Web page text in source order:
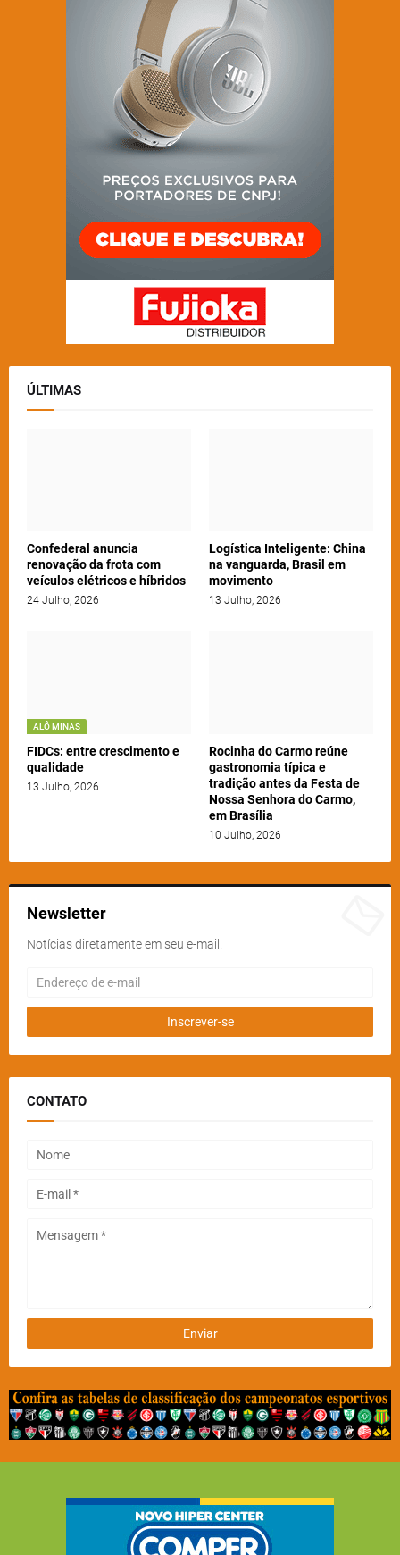
ÚLTIMAS
Confederal anuncia
renovação da frota com
veículos elétricos e híbridos
24 Julho, 2026
Logística Inteligente: China
na vanguarda, Brasil em
movimento
13 Julho, 2026
ALÔ MINAS
FIDCs: entre crescimento e
qualidade
13 Julho, 2026
Rocinha do Carmo reúne
gastronomia típica e
tradição antes da Festa de
Nossa Senhora do Carmo,
em Brasília
10 Julho, 2026
Newsletter
Notícias diretamente em seu e-mail.
CONTATO